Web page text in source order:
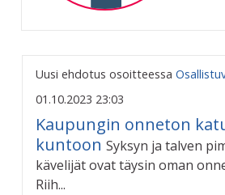
Uusi ehdotus osoitteessa
01.10.2023 23:03
Kaupungin onneton
kuntoon Syksyn ja talven
kävelijät ovat täysin oman
Riih...